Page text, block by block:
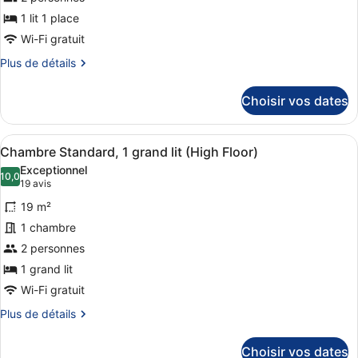
(High
Floor)
de
chambre :
Chambre
1 lit 1 place
Wi-Fi gratuit
Plus de détails
Plus
le
type
de
chambre
Chambre
Standard
Choisir vos dates
Afficher
toutes
les
photos
pour
ce
type
de
chambre :
Chambre
Une salle de bain moderne avec
8
Chambre Standard, 1 grand lit (High Floor)
10,010,0 sur 10
Exceptionnel
19 avis
(19 avis)
19 m²
1 chambre
2 personnes
1 grand lit
Wi-Fi gratuit
Plus de détails
Plus
Choisir vos dates